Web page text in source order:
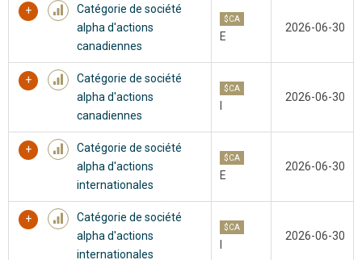
Catégorie de société
alpha d'actions
canadiennes
$CA
E
2026-06-30
Catégorie de société
alpha d'actions
canadiennes
$CA
2026-06-30
Catégorie de société
alpha d'actions
internationales
$CA
E
2026-06-30
Catégorie de société
alpha d'actions
internationales
$CA
2026-06-30